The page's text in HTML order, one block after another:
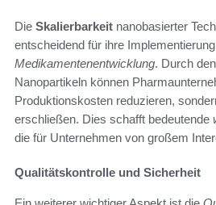
Die Skalierbarkeit nanobasierter
entscheidend für ihre
Medikamentenentwicklung. Durch
Nanopartikeln können
Produktionskosten reduzieren,
erschließen. Dies schafft bedeutende
die für Unternehmen von großem
Qualitätskontrolle und Sicherheit